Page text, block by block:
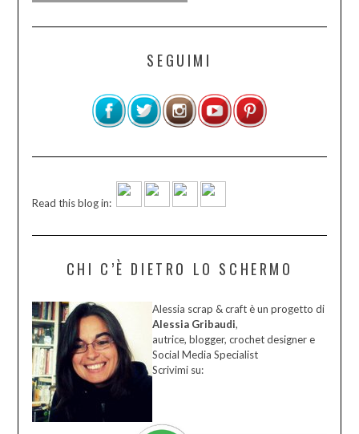
SEGUIMI
Read this blog in:
CHI C’È DIETRO LO SCHERMO
Alessia scrap & craft è un progetto di
Alessia Gribaudi,
autrice, blogger, crochet designer e
Social Media Specialist
Scrivimi su: